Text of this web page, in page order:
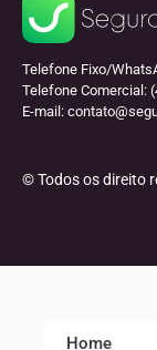
Telefone Fixo/
Telefone Comercial:
E-mail:
© Todos os direito
Home